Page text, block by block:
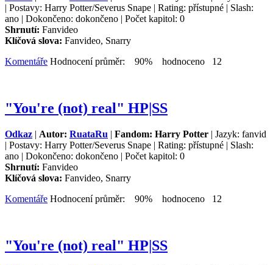
| Postavy: Harry Potter/Severus Snape | Rating: přístupné | Slash:
ano | Dokončeno: dokončeno | Počet kapitol: 0
Shrnutí: Fanvideo
Klíčová slova: Fanvideo, Snarry
Komentáře Hodnocení průměr: 90% hodnoceno 12
"You're (not) real" HP|SS
Odkaz | Autor: RuataRu | Fandom: Harry Potter | Jazyk: fanvid
| Postavy: Harry Potter/Severus Snape | Rating: přístupné | Slash:
ano | Dokončeno: dokončeno | Počet kapitol: 0
Shrnutí: Fanvideo
Klíčová slova: Fanvideo, Snarry
Komentáře Hodnocení průměr: 90% hodnoceno 12
"You're (not) real" HP|SS